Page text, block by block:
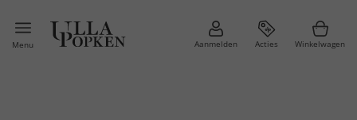
Menu Aanmelden Acties Winkelwagen